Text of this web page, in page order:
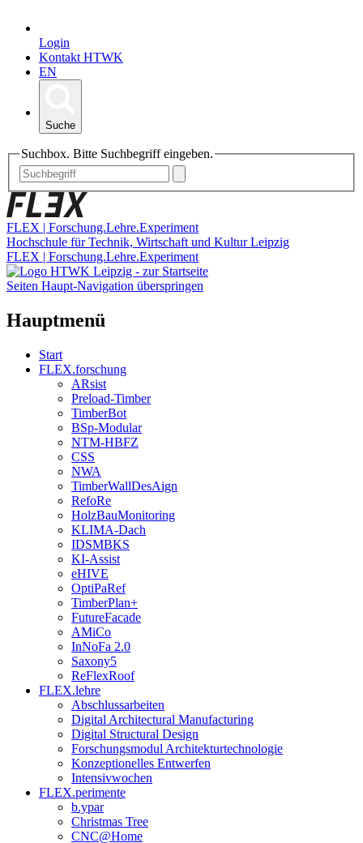
Login
Kontakt HTWK
EN
Suche
Suchbox. Bitte Suchbegriff eingeben.
FLEX | Forschung.Lehre.Experiment
Hochschule für Technik, Wirtschaft und Kultur Leipzig
FLEX | Forschung.Lehre.Experiment
Seiten Haupt-Navigation überspringen
Hauptmenü
Start
FLEX.forschung
ARsist
Preload-Timber
TimberBot
BSp-Modular
NTM-HBFZ
CSS
NWA
TimberWallDesAign
RefoRe
HolzBauMonitoring
KLIMA-Dach
IDSMBKS
KI-Assist
eHIVE
OptiPaRef
TimberPlan+
FutureFacade
AMiCo
InNoFa 2.0
Saxony5
ReFlexRoof
FLEX.lehre
Abschlussarbeiten
Digital Architectural Manufacturing
Digital Structural Design
Forschungsmodul Architekturtechnologie
Konzeptionelles Entwerfen
Intensivwochen
FLEX.perimente
b.ypar
Christmas Tree
CNC@Home